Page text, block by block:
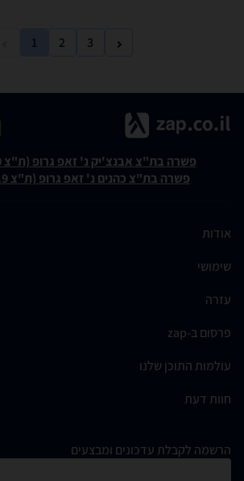
1 2 3
פשרה בת"צ אבנצ'יק נ' זאפ גרופ (ת"צ 23008-08-20)
פשרה בת"צ כהנים נ' זאפ גרופ (ת"צ 60371-12-19)
אודות
שימושי
עזרה
פרסום ב-zap
עולמות התוכן שלנו
חוות דעת
הרשמה לקבלת עדכונים ומבצעים